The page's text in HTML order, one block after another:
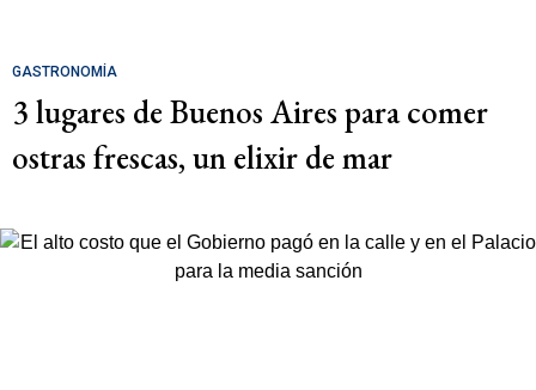
GASTRONOMÍA
3 lugares de Buenos Aires para comer
ostras frescas, un elixir de mar